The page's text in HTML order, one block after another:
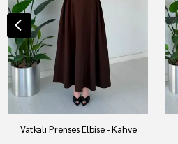
Vatkalı Prenses Elbise - Kahve